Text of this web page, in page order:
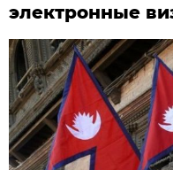
электронные